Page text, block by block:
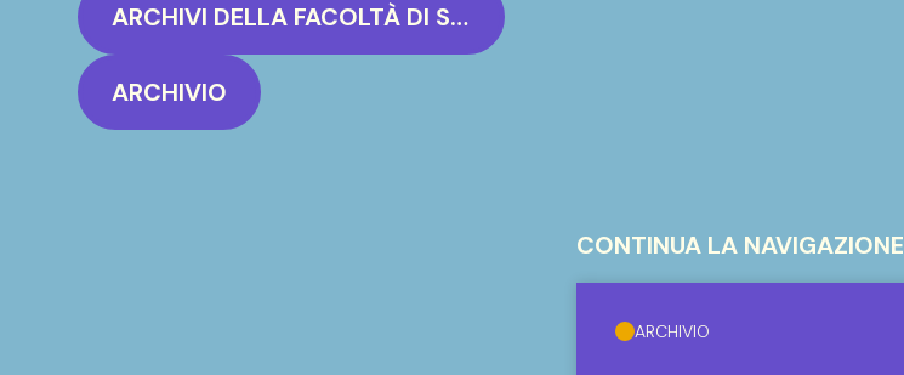
ARCHIVI DELLA FACOLTÀ DI SCIENZE MFN - SAPIENZA UNIVERSITÀ DI ROMA
ARCHIVIO
CONTINUA LA NAVIGAZIONE
ARCHIVIO